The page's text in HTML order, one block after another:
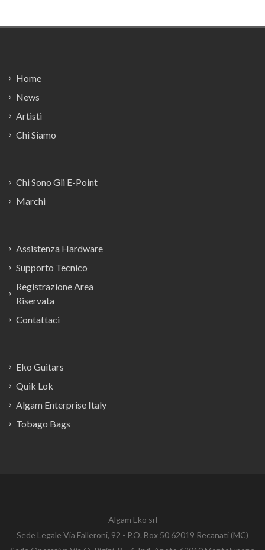
Home
News
Artisti
Chi Siamo
Chi Sono Gli E-Point
Marchi
Assistenza Hardware
Supporto Tecnico
Registrazione Area
Riservata
Contattaci
Eko Guitars
Quik Lok
Algam Enterprise Italy
Tobago Bags
Algam Eko srl
Sede Legale Via Falleroni, 92 - P.O. Box 50 62019 Recanati (MC)